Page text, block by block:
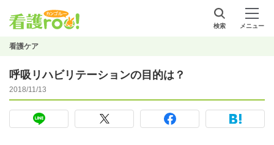
検索 メニュー
看護ケア
呼吸リハビリテーションの目的は？
2018/11/13